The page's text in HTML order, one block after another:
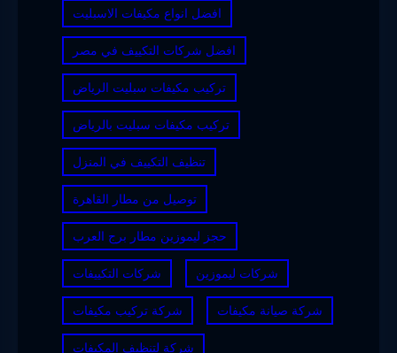
افضل انواع مكيفات الاسبليت
افضل شركات التكييف في مصر
تركيب مكيفات سبليت الرياض
تركيب مكيفات سبليت بالرياض
تنظيف التكييف في المنزل
توصيل من مطار القاهرة
حجز ليموزين مطار برج العرب
شركات التكييفات شركات ليموزين
شركة تركيب مكيفات شركة صيانة مكيفات
شركة لتنظيف المكيفات